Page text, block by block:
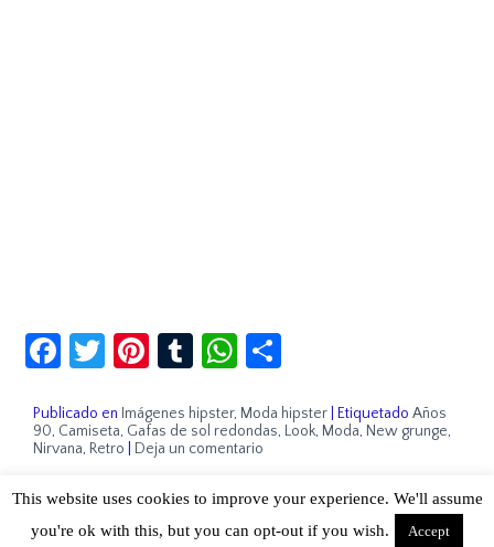
Facebook
Twitter
Pinterest
TumblrWhatsApp
Publicado en Imágenes hipster, Moda hipster Etiquetado Años
90, Camiseta, Gafas de sol redondas, Look, Moda, New grunge,
Nirvana, Retro Deja un comentario
Sobre Cuánto Hipster | Aviso legal |Contacto
This website uses cookies to improve your experience. We'll assume
you're ok with this, but you can opt-out if you wish.
Accept